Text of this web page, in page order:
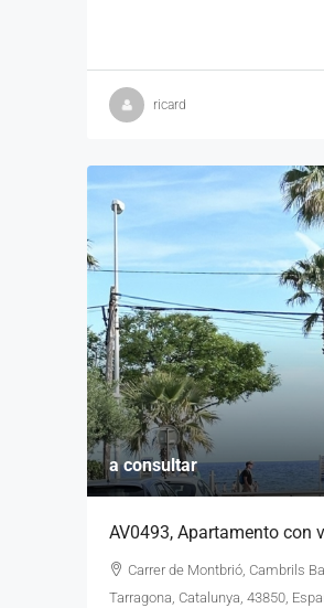
ricard
a consultar
AV0493, Apartamento con
Carrer de Montbrió, Cambrils
Tarragona, Catalunya, 43850,